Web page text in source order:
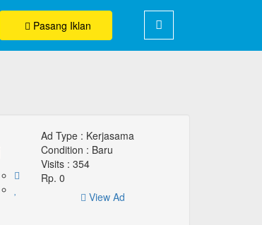
Pasang Iklan
Ad Type : Kerjasama
Condition : Baru
Visits : 354
Rp. 0
View Ad